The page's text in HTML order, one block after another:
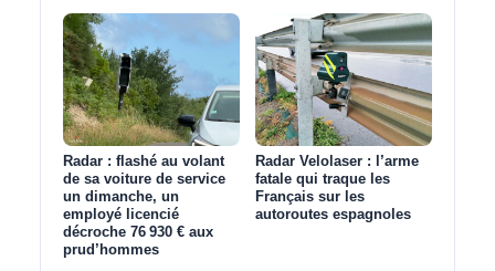
Radar : flashé au volant
de sa voiture de service
un dimanche, un
employé licencié
décroche 76 930 € aux
prud’hommes
Radar Velolaser : l’arme
fatale qui traque les
Français sur les
autoroutes espagnoles